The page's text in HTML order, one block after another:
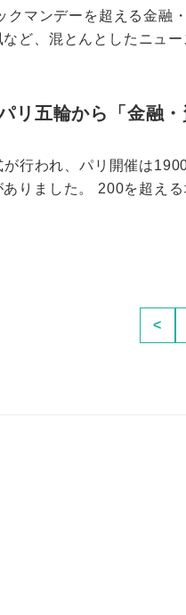
クマンデーを超える金融
ど、混とんとしたニュ
リ五輪から「金融
行われ、パリ開催は
りました。 200を超え
<